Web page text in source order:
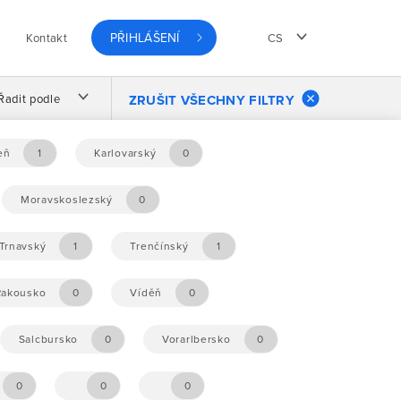
Kontakt PŘIHLÁŠENÍ CS
1 Karlovarský 0
Moravskoslezský 0
1 Trenčínský 1
0 Víděň 0
Salcbursko 0 Vorarlbersko 0
0 0 0
podle ZRUŠIT VŠECHNY FILTRY